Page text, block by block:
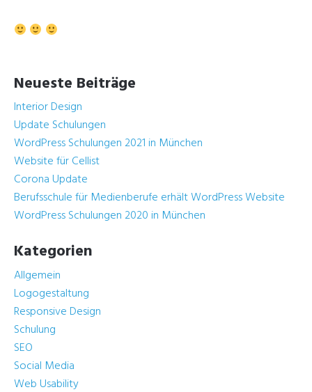
Neueste Beiträge
Interior Design
Update Schulungen
WordPress Schulungen 2021 in München
Website für Cellist
Corona Update
Berufsschule für Medienberufe erhält WordPress Website
WordPress Schulungen 2020 in München
Kategorien
Allgemein
Logogestaltung
Responsive Design
Schulung
SEO
Social Media
Web Usability